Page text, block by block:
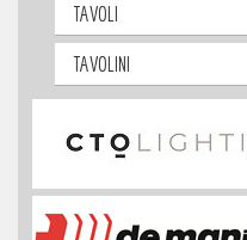
TAVOLI
TAVOLINI